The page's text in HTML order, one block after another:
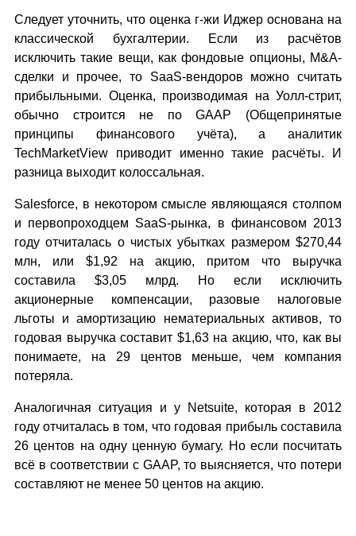
Следует уточнить, что оценка г-жи Иджер основана на
классической бухгалтерии. Если из расчётов
исключить такие вещи, как фондовые опционы, M&A-
сделки и прочее, то SaaS-вендоров можно считать
прибыльными. Оценка, производимая на Уолл-стрит,
обычно строится не по GAAP (Общепринятые
принципы финансового учёта), а аналитик
TechMarketView приводит именно такие расчёты. И
разница выходит колоссальная.
Salesforce, в некотором смысле являющаяся столпом
и первопроходцем SaaS-рынка, в финансовом 2013
году отчиталась о чистых убытках размером $270,44
млн, или $1,92 на акцию, притом что выручка
составила $3,05 млрд. Но если исключить
акционерные компенсации, разовые налоговые
льготы и амортизацию нематериальных активов, то
годовая выручка составит $1,63 на акцию, что, как вы
понимаете, на 29 центов меньше, чем компания
потеряла.
Аналогичная ситуация и у Netsuite, которая в 2012
году отчиталась в том, что годовая прибыль составила
26 центов на одну ценную бумагу. Но если посчитать
всё в соответствии с GAAP, то выясняется, что потери
составляют не менее 50 центов на акцию.